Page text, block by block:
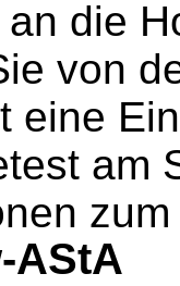
die
von
eine
am
zum
AStA